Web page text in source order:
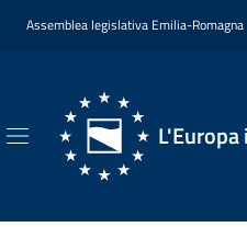
Vai al contenuto
Vai alla navigazione
Vai al footer
Assemblea legislativa Emilia-Romagna
L'Europa